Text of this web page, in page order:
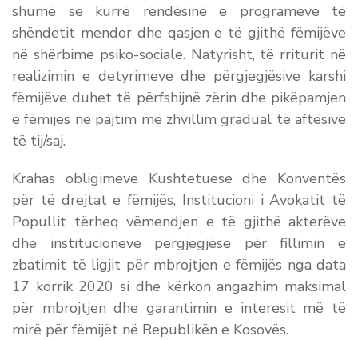
shumë se kurrë rëndësinë e programeve të
shëndetit mendor dhe qasjen e të gjithë fëmijëve
në shërbime psiko-sociale. Natyrisht, të rriturit në
realizimin e detyrimeve dhe përgjegjësive karshi
fëmijëve duhet të përfshijnë zërin dhe pikëpamjen
e fëmijës në pajtim me zhvillim gradual të aftësive
të tij/saj.
Krahas obligimeve Kushtetuese dhe Konventës
për të drejtat e fëmijës, Institucioni i Avokatit të
Popullit tërheq vëmendjen e të gjithë akterëve
dhe institucioneve përgjegjëse për fillimin e
zbatimit të ligjit për mbrojtjen e fëmijës nga data
17 korrik 2020 si dhe kërkon angazhim maksimal
për mbrojtjen dhe garantimin e interesit më të
mirë për fëmijët në Republikën e Kosovës.